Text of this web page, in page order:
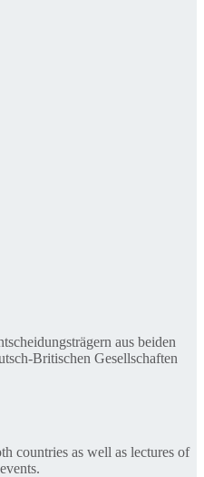
aus beiden
Britischen Gesellschaften
countries as well as lectures of